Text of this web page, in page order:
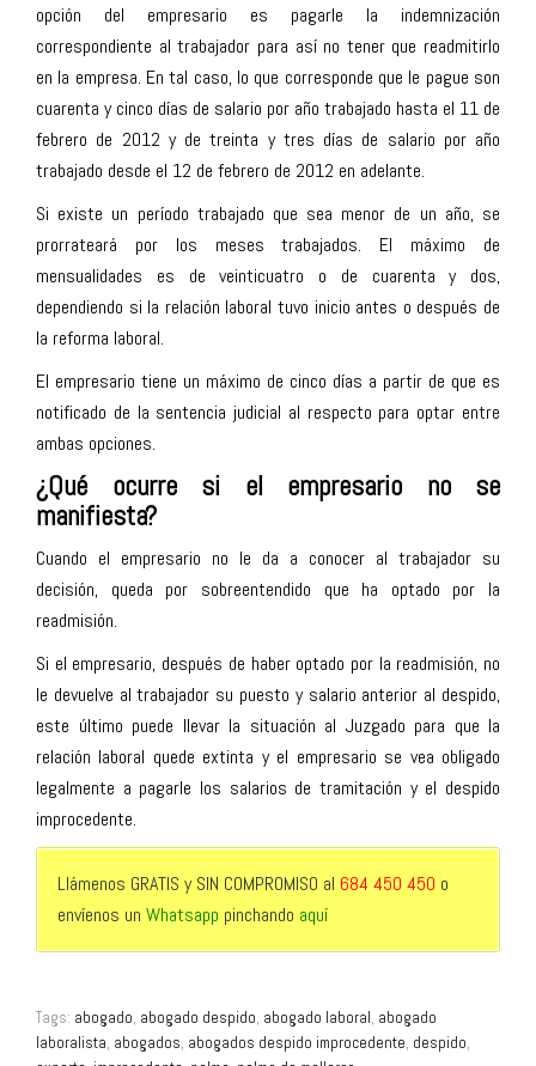
opción del empresario es pagarle la indemnización
correspondiente al trabajador para así no tener que readmitirlo
en la empresa. En tal caso, lo que corresponde que le pague son
cuarenta y cinco días de salario por año trabajado hasta el 11 de
febrero de 2012 y de treinta y tres días de salario por año
trabajado desde el 12 de febrero de 2012 en adelante.
Si existe un período trabajado que sea menor de un año, se
prorrateará por los meses trabajados. El máximo de
mensualidades es de veinticuatro o de cuarenta y dos,
dependiendo si la relación laboral tuvo inicio antes o después de
la reforma laboral.
El empresario tiene un máximo de cinco días a partir de que es
notificado de la sentencia judicial al respecto para optar entre
ambas opciones.
¿Qué ocurre si el empresario no se
manifiesta?
Cuando el empresario no le da a conocer al trabajador su
decisión, queda por sobreentendido que ha optado por la
readmisión.
Si el empresario, después de haber optado por la readmisión, no
le devuelve al trabajador su puesto y salario anterior al despido,
este último puede llevar la situación al Juzgado para que la
relación laboral quede extinta y el empresario se vea obligado
legalmente a pagarle los salarios de tramitación y el despido
improcedente.
Llámenos GRATIS y SIN COMPROMISO al 684 450 450 o
envíenos un Whatsapp pinchando aquí
Tags: abogado, abogado despido, abogado laboral, abogado
laboralista, abogados, abogados despido improcedente, despido,